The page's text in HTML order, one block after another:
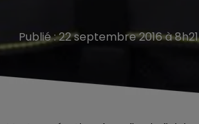
Publié : 22 septembre 2016 à